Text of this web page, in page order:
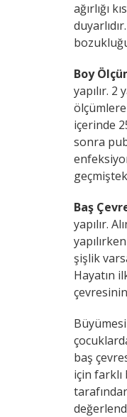
ağırlığı
Boy
yapılır.
ölçümlere
içerinde
sonra
Baş
yapılır.
şişlik
Hayatın
baş
için farklı